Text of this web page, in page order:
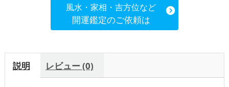
風水・家相・吉方位など
開運鑑定のご依頼は
説明 レビュー (0)